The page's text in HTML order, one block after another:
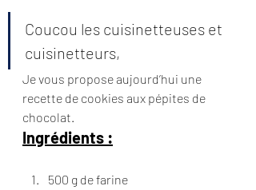
Coucou les cuisinetteuses et
cuisinetteurs,
Je vous propose aujourd’hui une
recette de cookies aux pépites de
chocolat.
Ingrédients :
500 g de farine